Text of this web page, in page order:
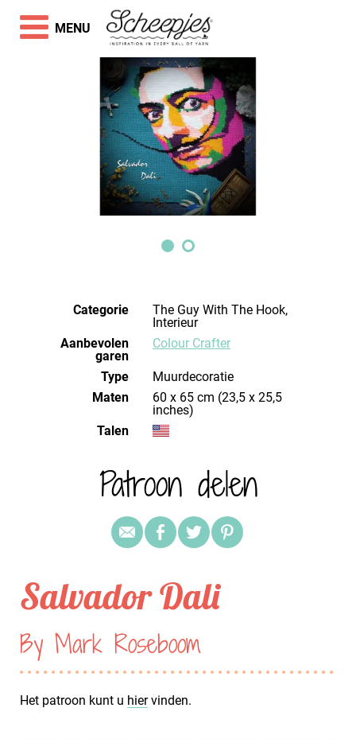
Categorie
The Guy With The Hook,
Interieur
Aanbevolen
garen
Colour Crafter
Type
Muurdecoratie
Maten
60 x 65 cm (23,5 x 25,5
inches)
Talen
Patroon delen
Salvador Dali
By Mark Roseboom
Het patroon kunt u hiervinden.
MENU